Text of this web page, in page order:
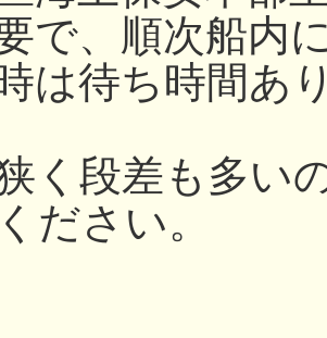
で、順次船内
は待ち時間あ
く段差も多い
ださい。